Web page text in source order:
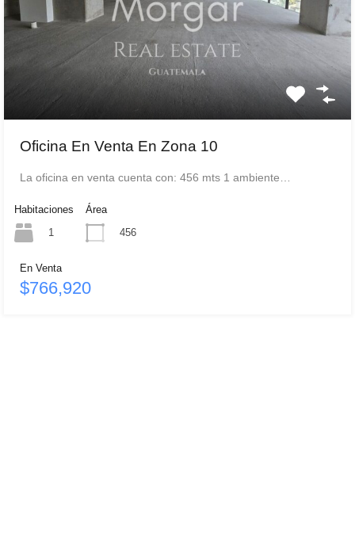
Oficina En Venta En Zona 10
La oficina en venta cuenta con: 456 mts 1 ambiente…
Habitaciones
1
Área
456
En Venta
$766,920